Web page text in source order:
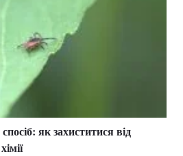
як захиститися від